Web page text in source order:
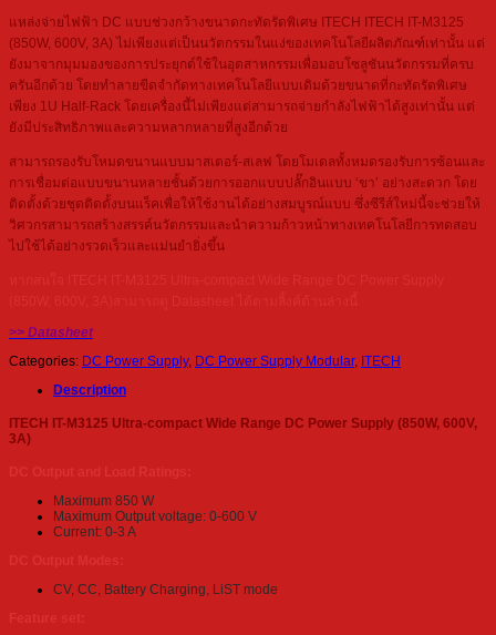
แหล่งจ่ายไฟฟ้า DC แบบช่วงกว้างขนาดกะทัดรัดพิเศษ ITECH ITECH IT-M3125
(850W, 600V, 3A) ไม่เพียงแต่เป็นนวัตกรรมในแง่ของเทคโนโลยีผลิตภัณฑ์เท่านั้น แต่
ยังมาจากมุมมองของการประยุกต์ใช้ในอุตสาหกรรมเพื่อมอบโซลูชันนวัตกรรมที่ครบ
ครันอีกด้วย โดยทำลายขีดจำกัดทางเทคโนโลยีแบบเดิมด้วยขนาดที่กะทัดรัดพิเศษ
เพียง 1U Half-Rack โดยเครื่องนี้ไม่เพียงแต่สามารถจ่ายกำลังไฟฟ้าได้สูงเท่านั้น แต่
ยังมีประสิทธิภาพและความหลากหลายที่สูงอีกด้วย
สามารถรองรับโหมดขนานแบบมาสเตอร์-สเลฟ โดยโมเดลทั้งหมดรองรับการซ้อนและ
การเชื่อมต่อแบบขนานหลายชั้นด้วยการออกแบบปลั๊กอินแบบ ‘ขา’ อย่างสะดวก โดย
ติดตั้งด้วยชุดติดตั้งบนแร็คเพื่อให้ใช้งานได้อย่างสมบูรณ์แบบ ซึ่งซีรีส์ใหม่นี้จะช่วยให้
วิศวกรสามารถสร้างสรรค์นวัตกรรมและนำความก้าวหน้าทางเทคโนโลยีการทดสอบ
ไปใช้ได้อย่างรวดเร็วและแม่นยำยิ่งขึ้น
>> Datasheet
Categories: DC Power Supply, DC Power Supply Modular, ITECH
Description
ITECH IT-M3125 Ultra-compact Wide Range DC Power Supply (850W, 600V,
3A)
Maximum 850 W
Maximum Output voltage: 0-600 V
Current: 0-3 A
CV, CC, Battery Charging, LiST mode